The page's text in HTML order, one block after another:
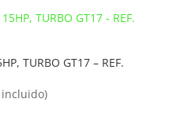
TURBO GT17 – REF.